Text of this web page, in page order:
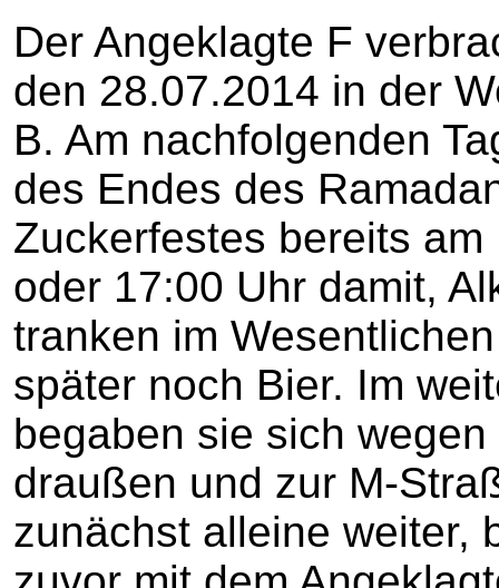
Der Angeklagte F
den 28.07.2014 in der
B. Am nachfolgenden
des Endes des
Zuckerfestes bereits
oder 17:00 Uhr damit,
tranken im
später noch Bier. Im
begaben sie sich
draußen und zur M-
zunächst alleine weiter,